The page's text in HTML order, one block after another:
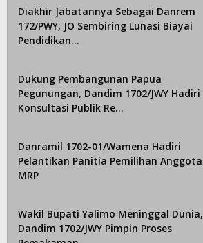
Diakhir Jabatannya Sebagai Danrem
172/PWY, JO Sembiring Lunasi Biayai
Pendidikan…
Dukung Pembangunan Papua
Pegunungan, Dandim 1702/JWY Hadiri
Konsultasi Publik Re…
Danramil 1702-01/Wamena Hadiri
Pelantikan Panitia Pemilihan Anggota
MRP
Wakil Bupati Yalimo Meninggal Dunia,
Dandim 1702/JWY Pimpin Proses